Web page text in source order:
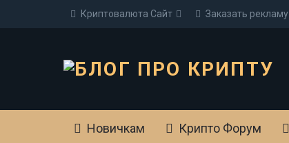
Криптовалюта Cайт Заказать рекламу
Новичкам Крипто Форум